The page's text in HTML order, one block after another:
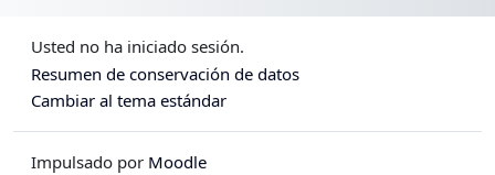
Usted no ha iniciado sesión.
Resumen de conservación de datos
Cambiar al tema estándar
Impulsado por Moodle